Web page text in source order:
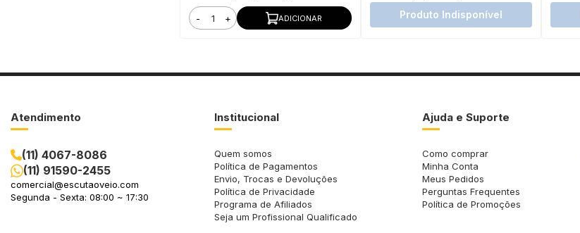
- + ADICIONAR Produto Indisponível
Atendimento
(11) 4067-8086
(11) 91590-2455
comercial@escutaoveio.com
Segunda - Sexta: 08:00 ~ 17:30
Institucional
Quem somos
Política de Pagamentos
Envio, Trocas e Devoluções
Política de Privacidade
Programa de Afiliados
Seja um Profissional Qualificado
Ajuda e Suporte
Como comprar
Minha Conta
Meus Pedidos
Perguntas Frequentes
Política de Promoções